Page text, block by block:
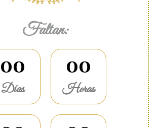
Faltan:
00
Días
00
Horas